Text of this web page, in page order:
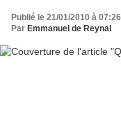
Publié le 21/01/2010 à 07:26
Par Emmanuel de Reynal